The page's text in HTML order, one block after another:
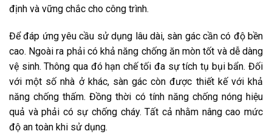
định và vững chắc cho công trình.
Để đáp ứng yêu cầu sử dụng lâu dài, sàn gác cần có độ bền
cao. Ngoài ra phải có khả năng chống ăn mòn tốt và dễ dàng
vệ sinh. Thông qua đó hạn chế tối đa sự tích tụ bụi bẩn. Đối
với một số nhà ở khác, sàn gác còn được thiết kế với khả
năng chống thấm. Đồng thời có tính năng chống nóng hiệu
quả và phải có sự chống cháy. Tất cả nhằm nâng cao mức
độ an toàn khi sử dụng.